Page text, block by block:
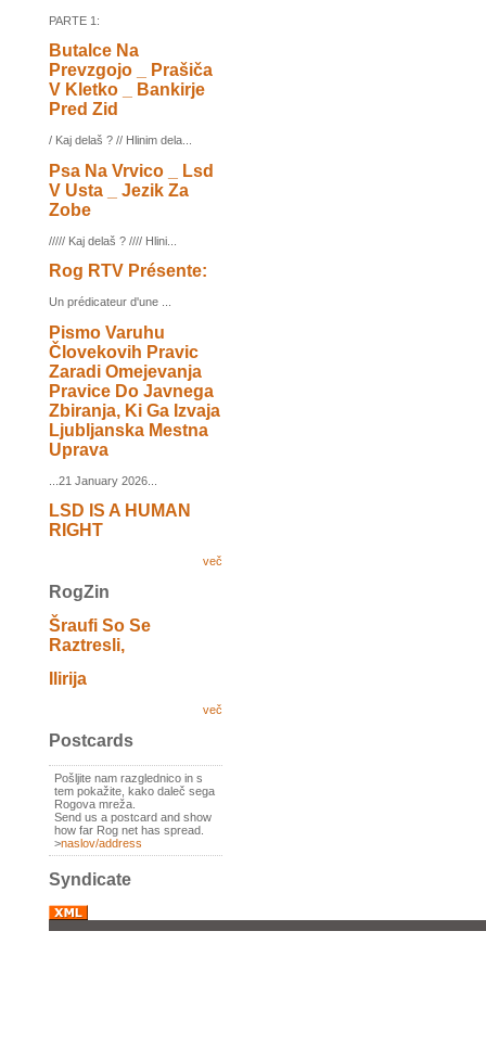
PARTE 1:
Butalce Na
Prevzgojo _ Prašiča
V Kletko _ Bankirje
Pred Zid
/ Kaj delaš ? // Hlinim dela...
Psa Na Vrvico _ Lsd
V Usta _ Jezik Za
Zobe
///// Kaj delaš ? //// Hlini...
Rog RTV Présente:
Un prédicateur d'une ...
Pismo Varuhu
Človekovih Pravic
Zaradi Omejevanja
Pravice Do Javnega
Zbiranja, Ki Ga Izvaja
Ljubljanska Mestna
Uprava
...21 January 2026...
LSD IS A HUMAN
RIGHT
več
RogZin
Šraufi So Se
Raztresli,
Ilirija
več
Postcards
Pošljite nam razglednico in s
tem pokažite, kako daleč sega
Rogova mreža.
Send us a postcard and show
how far Rog net has spread.
>naslov/address
Syndicate